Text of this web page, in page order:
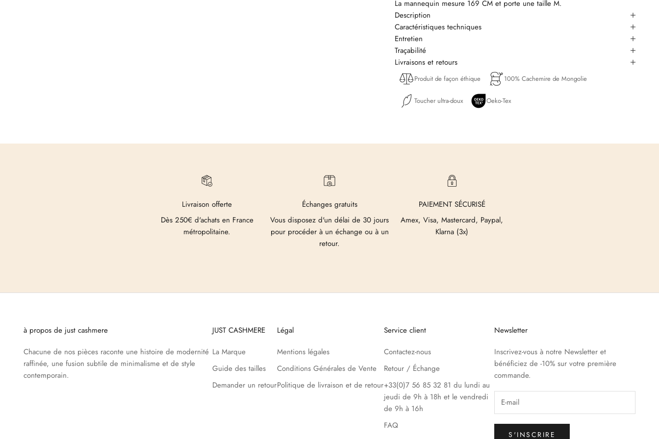
La mannequin mesure 169 CM et porte une taille M.
Description
Caractéristiques techniques
Entretien
Traçabilité
Livraisons et retours
Produit de façon éthique 100% Cachemire de Mongolie
Toucher ultra-doux Oeko-Tex
Livraison offerte
Dès 250€ d'achats en France
métropolitaine.
Échanges gratuits
Vous disposez d'un délai de 30 jours
pour procéder à un échange ou à un
retour.
PAIEMENT SÉCURISÉ
Amex, Visa, Mastercard, Paypal,
Klarna (3x)
à propos de just cashmere
Chacune de nos pièces raconte une histoire de modernité
raffinée, une fusion subtile de minimalisme et de style
contemporain.
JUST CASHMERE
La Marque
Guide des tailles
Demander un retour
Légal
Mentions légales
Conditions Générales de Vente
Politique de livraison et de retour
Service client
Contactez-nous
Retour / Échange
+33(0)7 56 85 32 81 du lundi au
jeudi de 9h à 18h et le vendredi
de 9h à 16h
FAQ
Newsletter
Inscrivez-vous à notre Newsletter et
bénéficiez de -10% sur votre première
commande.
S'INSCRIRE